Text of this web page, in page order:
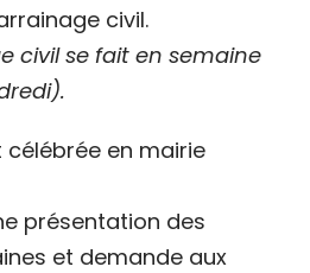
civil.
civil se fait en semaine
célébrée en mairie
présentation des
et demande aux